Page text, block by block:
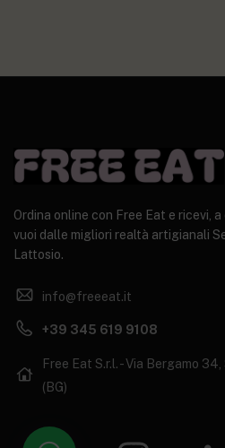
Ordina online con Free Eat e ricevi,
vuoi dalle migliori realtà artigianali
Lattosio.
info@freeeat.it
+39 345 619 9108
Free Eat S.r.l. - Via Bergamo
(BG)